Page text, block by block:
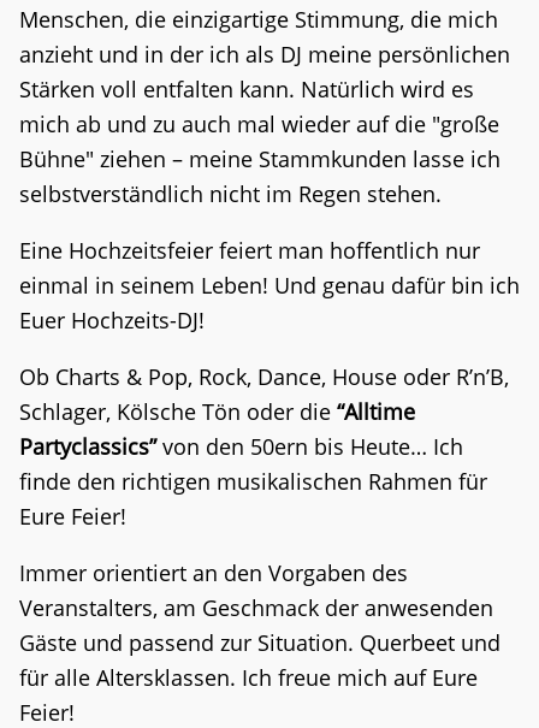
Menschen, die einzigartige Stimmung, die mich
anzieht und in der ich als DJ meine persönlichen
Stärken voll entfalten kann. Natürlich wird es
mich ab und zu auch mal wieder auf die "große
Bühne" ziehen – meine Stammkunden lasse ich
selbstverständlich nicht im Regen stehen.
Eine Hochzeitsfeier feiert man hoffentlich nur
einmal in seinem Leben! Und genau dafür bin ich
Euer Hochzeits-DJ!
Ob Charts & Pop, Rock, Dance, House oder R’n’B,
Schlager, Kölsche Tön oder die “Alltime
Partyclassics”von den 50ern bis Heute… Ich
finde den richtigen musikalischen Rahmen für
Eure Feier!
Immer orientiert an den Vorgaben des
Veranstalters, am Geschmack der anwesenden
Gäste und passend zur Situation. Querbeet und
für alle Altersklassen. Ich freue mich auf Eure
Feier!